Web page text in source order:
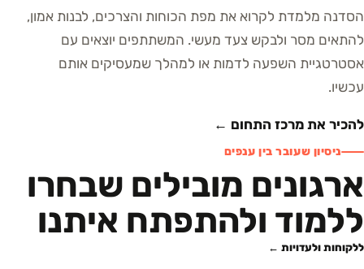
הסדנה מלמדת לקרוא את מפת הכוחות והצרכים, לבנות אמון,
להתאים מסר ולבקש צעד מעשי. המשתתפים יוצאים עם
אסטרטגיית השפעה לדמות או למהלך שמעסיקים אותם
עכשיו.
להכיר את מרכז התחום ←
ניסיון שעובר בין ענפים
ארגונים מובילים שבחרו
ללמוד ולהתפתח איתנו
ללקוחות ולעדויות ←